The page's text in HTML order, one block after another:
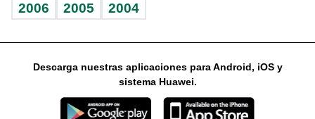
Sin complejos
En pocas palabras
Escuchando al corazón
Economía Personal
2006
2005 2004
Descarga nuestras aplicaciones para Android, iOS y
sistema Huawei.